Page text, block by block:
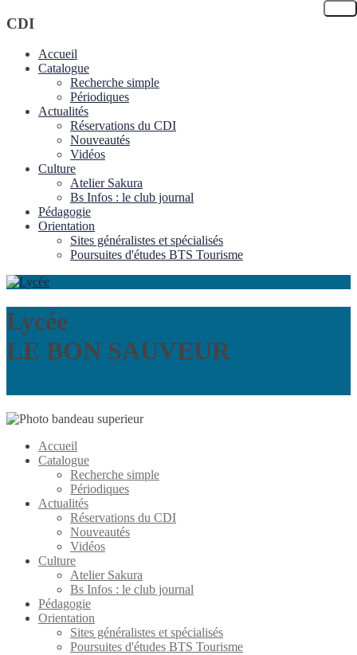
CDI
Accueil
Catalogue
Recherche simple
Périodiques
Actualités
Réservations du CDI
Nouveautés
Vidéos
Culture
Atelier Sakura
Bs Infos : le club journal
Pédagogie
Orientation
Sites généralistes et spécialisés
Poursuites d'études BTS Tourisme
Lycée
LE BON SAUVEUR
Accueil
Catalogue
Recherche simple
Périodiques
Actualités
Réservations du CDI
Nouveautés
Vidéos
Culture
Atelier Sakura
Bs Infos : le club journal
Pédagogie
Orientation
Sites généralistes et spécialisés
Poursuites d'études BTS Tourisme